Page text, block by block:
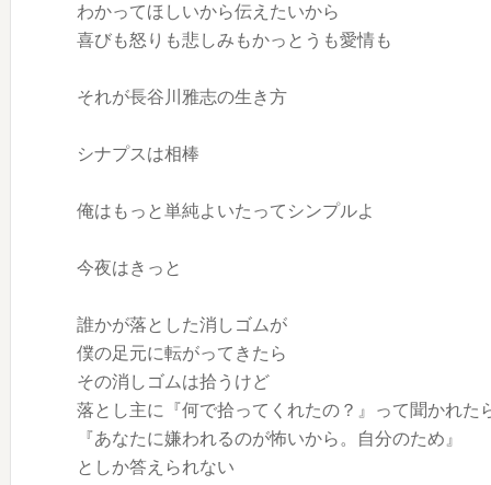
わかってほしいから伝えたいから
喜びも怒りも悲しみもかっとうも愛情も
それが長谷川雅志の生き方
シナプスは相棒
俺はもっと単純よいたってシンプルよ
今夜はきっと
誰かが落とした消しゴムが
僕の足元に転がってきたら
その消しゴムは拾うけど
落とし主に『何で拾ってくれたの？』って聞かれた
『あなたに嫌われるのが怖いから。自分のため』
としか答えられない